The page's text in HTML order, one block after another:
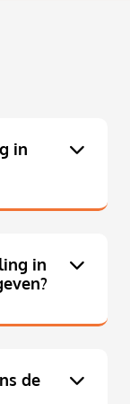
in
in
de